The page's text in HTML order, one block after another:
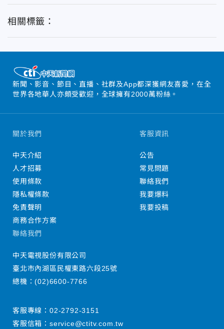
相關標籤：
新聞、影音、節目、直播、社群及App都深獲網友喜愛，在全
世界各地華人亦頗受歡迎，全球擁有2000萬粉絲。
關於我們
中天介紹
人才招募
使用條款
隱私權條款
免責聲明
商務合作方案
客服資訊
公告
常見問題
聯絡我們
我要爆料
我要投稿
聯絡我們
中天電視股份有限公司
臺北市內湖區民權東路六段25號
總機：(02)6600-7766
客服專線： 02-2792-3151
客服信箱： service@ctitv.com.tw